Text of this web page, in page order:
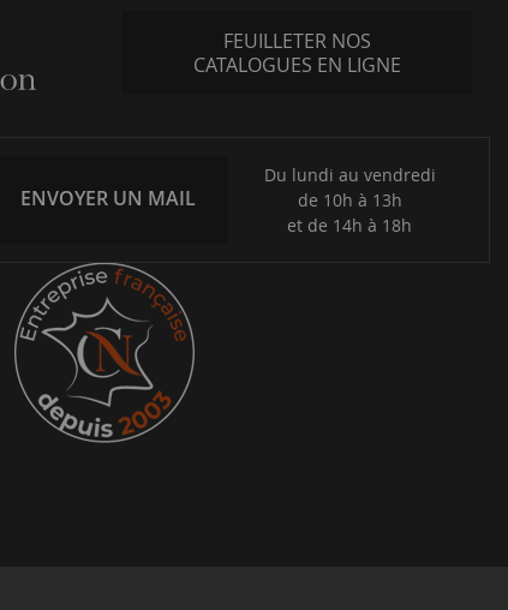
FEUILLETER NOS
CATALOGUES EN LIGNE
ENVOYER UN MAIL
Du lundi au vendredi
de 10h à 13h
et de 14h à 18h